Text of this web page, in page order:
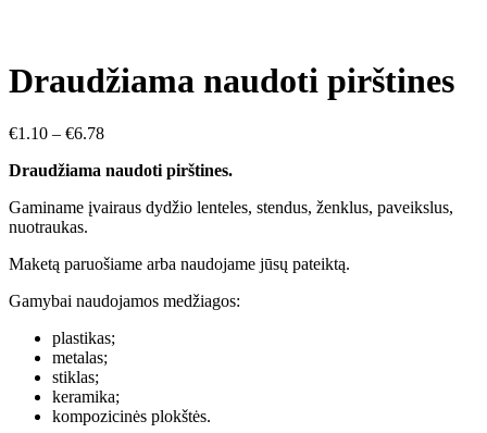
Draudžiama naudoti pirštines
€1.10 – €6.78
Draudžiama naudoti pirštines.
Gaminame įvairaus dydžio lenteles, stendus, ženklus, paveikslus,
nuotraukas.
Maketą paruošiame arba naudojame jūsų pateiktą.
Gamybai naudojamos medžiagos:
plastikas;
metalas;
stiklas;
keramika;
kompozicinės plokštės.